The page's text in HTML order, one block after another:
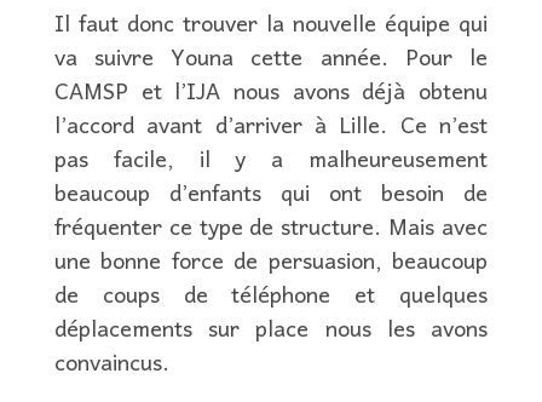
Il faut donc trouver la nouvelle équipe qui
va suivre Youna cette année. Pour le
CAMSP et l’IJA nous avons déjà obtenu
l’accord avant d’arriver à Lille. Ce n’est
pas facile, il y a malheureusement
beaucoup d’enfants qui ont besoin de
fréquenter ce type de structure. Mais avec
une bonne force de persuasion, beaucoup
de coups de téléphone et quelques
déplacements sur place nous les avons
convaincus.